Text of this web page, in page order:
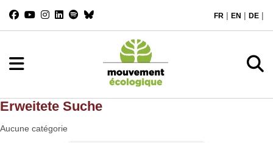
FR | EN | DE |
Erweitete Suche
Aucune catégorie